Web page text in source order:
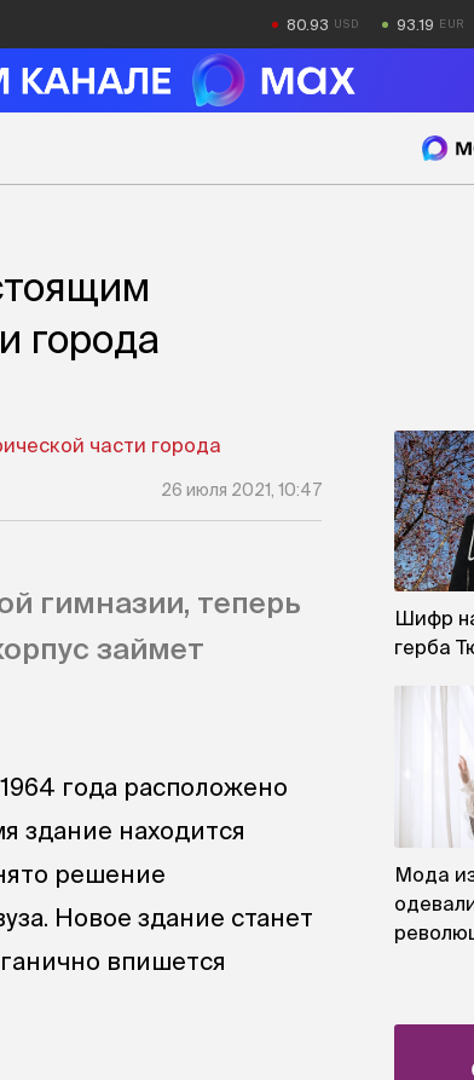
80.93 93.19
города
26 июля 2021, 10:47
гимназии, теперь
займет
года расположено
здание находится
решение
Новое здание станет
впишется
Шифр
герба
Мода